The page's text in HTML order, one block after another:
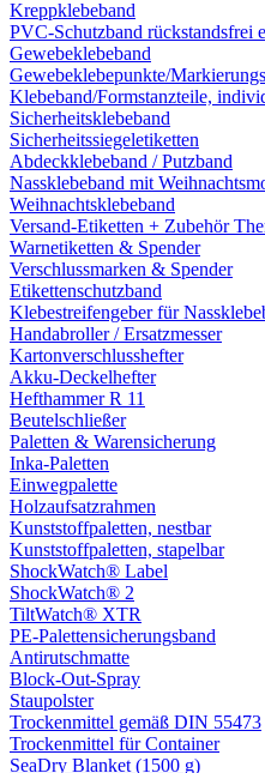
Kreppklebeband
PVC-Schutzband rückstandsfrei
Gewebeklebeband
Gewebeklebepunkte/
Klebeband/Formstanzteile,
Sicherheitsklebeband
Sicherheitssiegeletiketten
Abdeckklebeband / Putzband
Nassklebeband mit
Weihnachtsklebeband
Versand-Etiketten + Zubehör
Warnetiketten & Spender
Verschlussmarken & Spender
Etikettenschutzband
Klebestreifengeber für
Handabroller / Ersatzmesser
Kartonverschlusshefter
Akku-Deckelhefter
Hefthammer R 11
Beutelschließer
Paletten & Warensicherung
Inka-Paletten
Einwegpalette
Holzaufsatzrahmen
Kunststoffpaletten, nestbar
Kunststoffpaletten, stapelbar
ShockWatch® Label
ShockWatch® 2
TiltWatch® XTR
PE-Palettensicherungsband
Antirutschmatte
Block-Out-Spray
Staupolster
Trockenmittel gemäß DIN 55473
Trockenmittel für Container
SeaDry Blanket (1500 g)